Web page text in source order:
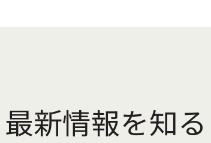
最新情報を知る